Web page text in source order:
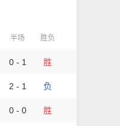
半场 胜负
0 - 1 胜
2 - 1 负
0 - 0 胜